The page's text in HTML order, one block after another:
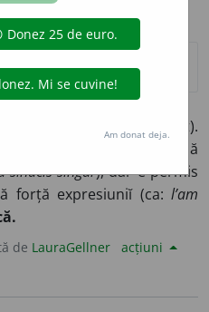
maĭ mult).
ceĭa ce constitue o greșală
sinucis singur), dar e permis
forță expresiuniĭ (ca: l’am
de LauraGellner acțiuni
Am donat deja.